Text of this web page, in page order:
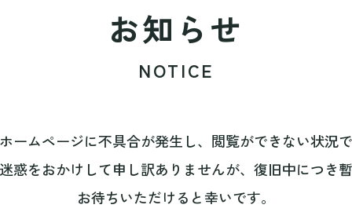
お知らせ
NOTICE
ームページに不具合が発生し、閲覧ができない状況で
惑をおかけして申し訳ありませんが、復旧中につき
お待ちいただけると幸いです。